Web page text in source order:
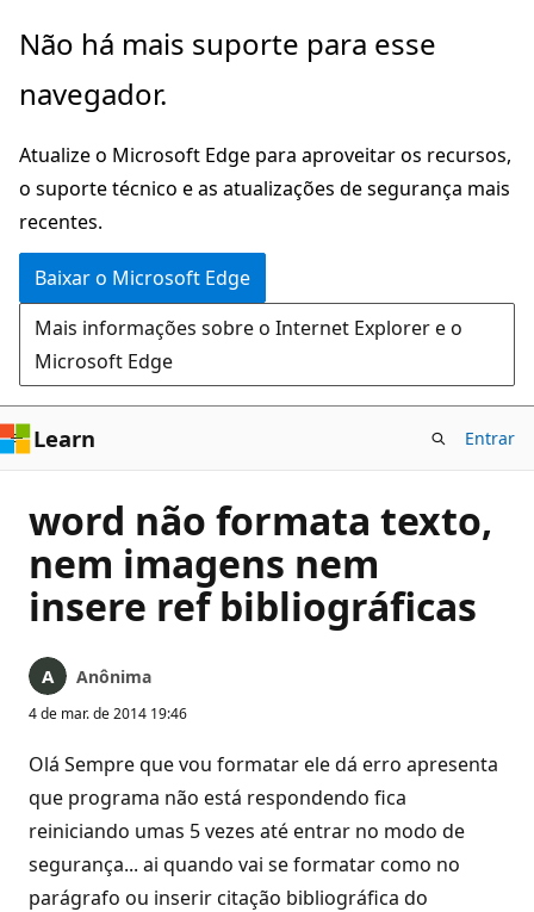
Pular
o
principal
Não há mais suporte para esse
navegador.
Atualize o Microsoft Edge para aproveitar os recursos,
o suporte técnico e as atualizações de segurança mais
recentes.
Baixar o Microsoft Edge
Mais informações sobre o Internet Explorer e o
Microsoft Edge
Learn Entrar
word não formata texto,
nem imagens nem
insere ref bibliográficas
Anônima
4 de mar. de 2014 19:46
Olá Sempre que vou formatar ele dá erro apresenta
que programa não está respondendo fica
reiniciando umas 5 vezes até entrar no modo de
segurança... ai quando vai se formatar como no
parágrafo ou inserir citação bibliográfica do